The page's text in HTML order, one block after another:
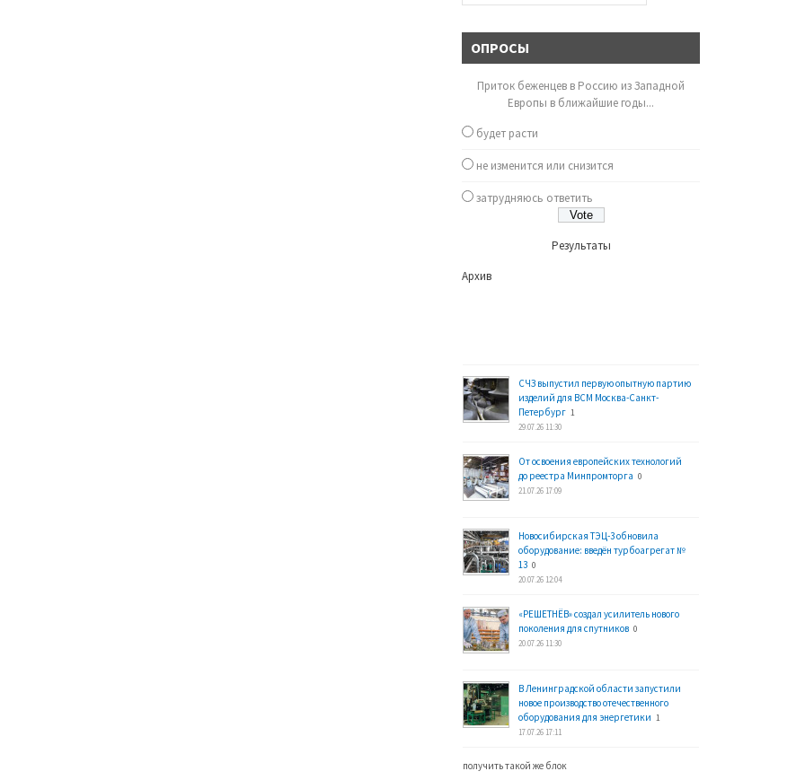
ОПРОСЫ
Приток беженцев в Россию из Западной
Европы в ближайшие годы...
будет расти
не изменится или снизится
затрудняюсь ответить
Результаты
Архив
СЧЗ выпустил первую опытную партию
изделий для ВСМ Москва-Санкт-
Петербург 1
29.07.26 11:30
От освоения европейских технологий
до реестра Минпромторга 0
21.07.26 17:09
Новосибирская ТЭЦ-3 обновила
оборудование: введён турбоагрегат №
13 0
20.07.26 12:04
«РЕШЕТНЁВ» создал усилитель нового
поколения для спутников 0
20.07.26 11:30
В Ленинградской области запустили
новое производство отечественного
оборудования для энергетики 1
17.07.26 17:11
получить такой же блок